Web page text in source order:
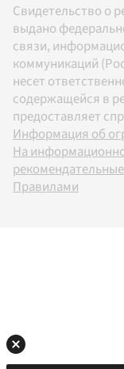
Свидетельство о
выдано
связи,
коммуникаций
несет
содержащейся в
предоставляет
Информация об
На
Правилами